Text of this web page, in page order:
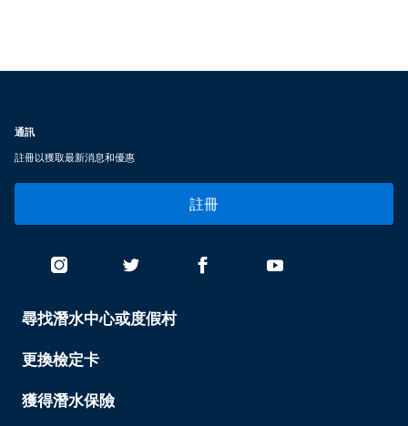
通訊
註冊以獲取最新消息和優惠
註冊
PADI
尋找潛水中心或度假村
更換檢定卡
獲得潛水保險